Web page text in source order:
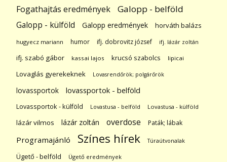
Fogathajtás eredmények Galopp - belföld
Galopp - külföld Galopp eredmények horváth balázs
hugyecz mariann humor ifj. dobrovitz józsef ifj. lázár zoltán
ifj. szabó gábor kassai lajos krucsó szabolcs lipicai
Lovaglás gyerekeknek Lovasrendőrök; polgárőrök
lovassportok lovassportok - belföld
Lovassportok - külföld Lovastusa - belföld Lovastusa - külföld
lázár vilmos lázár zoltán overdose Paták; lábak
Programajánló Színes hírek Túraútvonalak
Ügető - belföld Ügető eredmények